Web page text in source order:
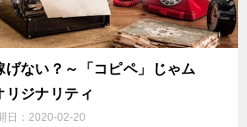
げない？～「コピペ」じゃム
リジナリティ
日： 2020-02-20